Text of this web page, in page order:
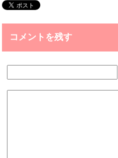
コメントを残す